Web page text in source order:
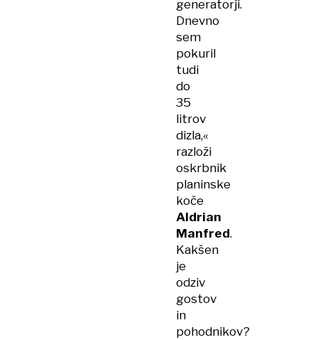
generatorji.
Dnevno
sem
pokuril
tudi
do
35
litrov
dizla,«
razloži
oskrbnik
planinske
koče
Aldrian
Manfred.
Kakšen
je
odziv
gostov
in
pohodnikov?